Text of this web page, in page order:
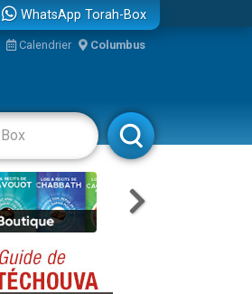
WhatsApp Torah-Box
Calendrier Columbus
Rabbanim